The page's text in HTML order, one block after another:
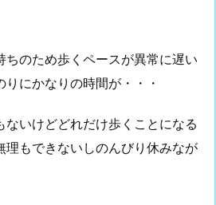
ちのため歩くペースが異常に遅い
にかなりの時間が・・・
いけどどれだけ歩くことになる
理もできないしのんびり休みなが